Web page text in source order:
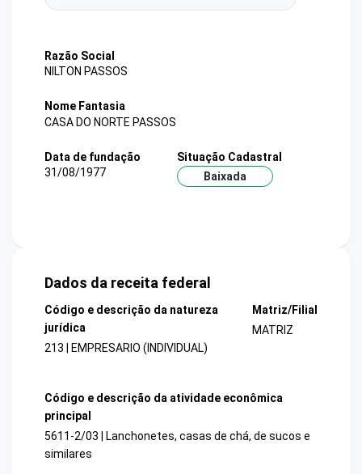
Razão Social
NILTON PASSOS
Nome Fantasia
CASA DO NORTE PASSOS
Data de fundação
31/08/1977
Situação Cadastral
Baixada
Dados da receita federal
Código e descrição da natureza
jurídica
213 | EMPRESARIO (INDIVIDUAL)
Matriz/Filial
MATRIZ
Código e descrição da atividade econômica
principal
5611-2/03 | Lanchonetes, casas de chá, de sucos e
similares